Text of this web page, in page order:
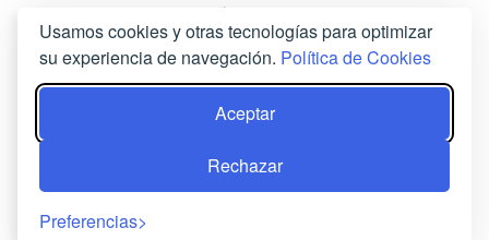
Usamos cookies y otras tecnologías para optimizar
su experiencia de navegación. Política de Cookies
Aceptar
Rechazar
Preferencias
CORREO ELECTRONICO*
ASUNTO DEL MENSAJE